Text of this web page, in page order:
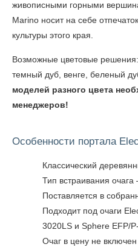
живописными горными
Marino носит на себе
культуры этого края.
Возможные цветовые
темный дуб, венге, беленый
моделей разного цвета
менеджеров!
Особенности портала
Классический
Тип встраивания
Поставляется в
Подходит под очаги
3020LS и Sphere EFP/
Очаг в цену не